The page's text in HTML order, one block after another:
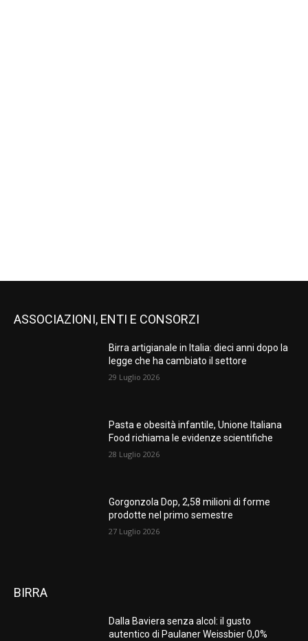
ASSOCIAZIONI, ENTI E CONSORZI
Birra artigianale in Italia: dieci anni dopo la
legge che ha cambiato il settore
29 Luglio 2026
Pasta e obesità infantile, Unione Italiana
Food richiama le evidenze scientifiche
28 Luglio 2026
Gorgonzola Dop, 2,58 milioni di forme
prodotte nel primo semestre
27 Luglio 2026
BIRRA
Dalla Baviera senza alcol: il gusto
autentico di Paulaner Weissbier 0,0%